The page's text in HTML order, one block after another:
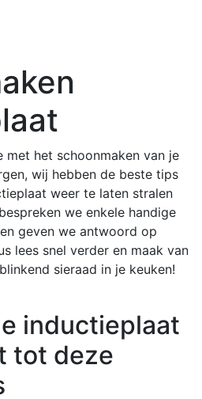
het schoonmaken van je
wij hebben de beste tips
weer te laten stralen
we enkele handige
geven we antwoord op
lees snel verder en maak van
sieraad in je keuken!
inductieplaat
tot deze